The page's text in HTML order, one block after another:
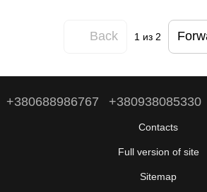
Back 1 из 2
+380688986767 +380938085330
Contacts
Full version of site
Sitemap